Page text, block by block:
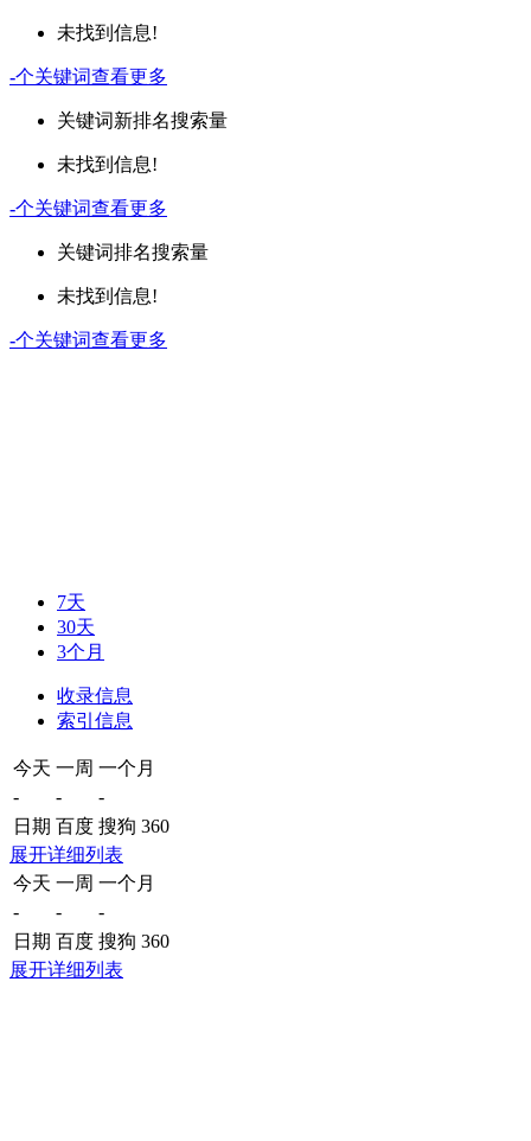
未找到信息!
-个关键词查看更多
关键词新排名搜索量
未找到信息!
-个关键词查看更多
关键词排名搜索量
未找到信息!
-个关键词查看更多
7天
30天
3个月
收录信息
索引信息
今天 一周 一个月
-
-
-
日期 百度 搜狗 360
展开详细列表
今天 一周 一个月
-
-
-
日期 百度 搜狗 360
展开详细列表